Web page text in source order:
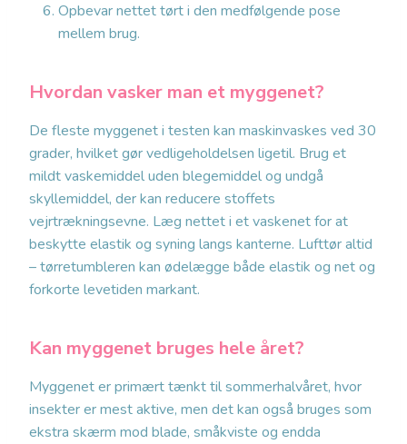
Opbevar nettet tørt i den medfølgende pose
mellem brug.
Hvordan vasker man et myggenet?
De fleste myggenet i testen kan maskinvaskes ved 30
grader, hvilket gør vedligeholdelsen ligetil. Brug et
mildt vaskemiddel uden blegemiddel og undgå
skyllemiddel, der kan reducere stoffets
vejrtrækningsevne. Læg nettet i et vaskenet for at
beskytte elastik og syning langs kanterne. Lufttør altid
– tørretumbleren kan ødelægge både elastik og net og
forkorte levetiden markant.
Kan myggenet bruges hele året?
Myggenet er primært tænkt til sommerhalvåret, hvor
insekter er mest aktive, men det kan også bruges som
ekstra skærm mod blade, småkviste og endda